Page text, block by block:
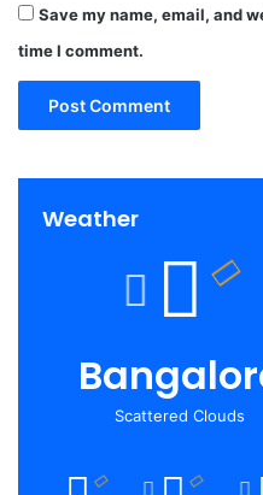
Save my name, email, and
time I comment.
Weather
Scattered Clouds